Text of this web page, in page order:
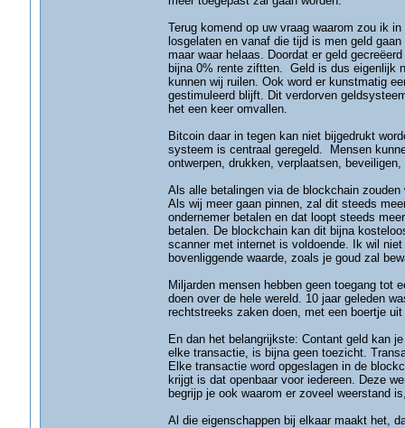
Terug komend op uw vraag waarom zou ik
losgelaten en vanaf die tijd is men geld
maar waar helaas. Doordat er geld
bijna 0% rente ziftten. Geld is dus eigenlijk
kunnen wij ruilen. Ook word er kunstmatig
gestimuleerd blijft. Dit verdorven
het een keer omvallen.
Bitcoin daar in tegen kan niet bijgedrukt
systeem is centraal geregeld. Mensen
ontwerpen, drukken, verplaatsen,
Als alle betalingen via de blockchain
Als wij meer gaan pinnen, zal dit steeds
ondernemer betalen en dat loopt steeds
betalen. De blockchain kan dit bijna
scanner met internet is voldoende. Ik wil
bovenliggende waarde, zoals je goud zal
Miljarden mensen hebben geen toegang tot
doen over de hele wereld. 10 jaar geleden
rechtstreeks zaken doen, met een boertje uit
En dan het belangrijkste: Contant geld kan
elke transactie, is bijna geen toezicht.
Elke transactie word opgeslagen in de
krijgt is dat openbaar voor iedereen. Deze
begrijp je ook waarom er zoveel
Al die eigenschappen bij elkaar maakt het,